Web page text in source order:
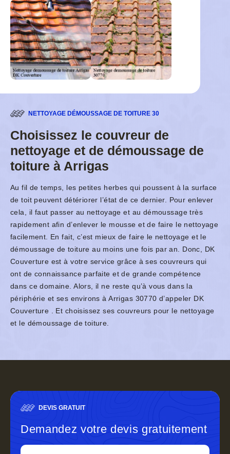
NETTOYAGE DÉMOUSSAGE DE TOITURE 30
Choisissez le couvreur de
nettoyage et de démoussage de
toiture à Arrigas
Au fil de temps, les petites herbes qui poussent à la surface
de toit peuvent détériorer l’état de ce dernier. Pour enlever
cela, il faut passer au nettoyage et au démoussage très
rapidement afin d’enlever le mousse et de faire le nettoyage
facilement. En fait, c’est mieux de faire le nettoyage et le
démoussage de toiture au moins une fois par an. Donc, DK
Couverture est à votre service grâce à ses couvreurs qui
ont de connaissance parfaite et de grande compétence
dans ce domaine. Alors, il ne reste qu’à vous dans la
périphérie et ses environs à Arrigas 30770 d’appeler DK
Couverture . Et choisissez ses couvreurs pour le nettoyage
et le démoussage de toiture.
DEVIS GRATUIT
Demandez votre devis gratuitement